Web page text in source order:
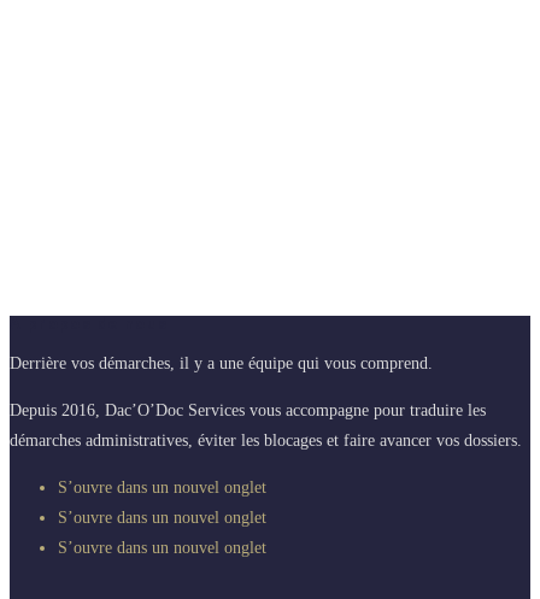
Derrière vos démarches, il y a une équipe qui vous comprend.
Depuis 2016, Dac’O’Doc Services vous accompagne pour traduire les
démarches administratives, éviter les blocages et faire avancer vos dossiers.
S’ouvre dans un nouvel onglet
S’ouvre dans un nouvel onglet
S’ouvre dans un nouvel onglet